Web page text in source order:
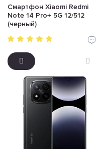
Смартфон Xiaomi Redmi
Note 14 Pro+ 5G 12/512
(черный)